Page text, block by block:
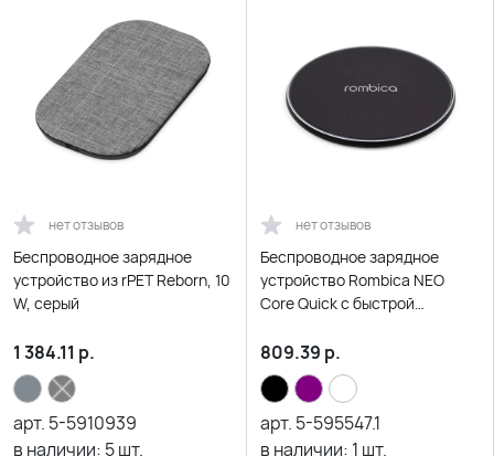
нет отзывов
Беспроводное зарядное
устройство из rPET Reborn, 10
W, серый
1 384.11 р.
арт. 5-5910939
в наличии: 5шт.
нет отзывов
Беспроводное зарядное
устройство Rombica NEO
Core Quick c быстрой
809.39 р.
арт. 5-595547.1
в наличии: 1 шт.